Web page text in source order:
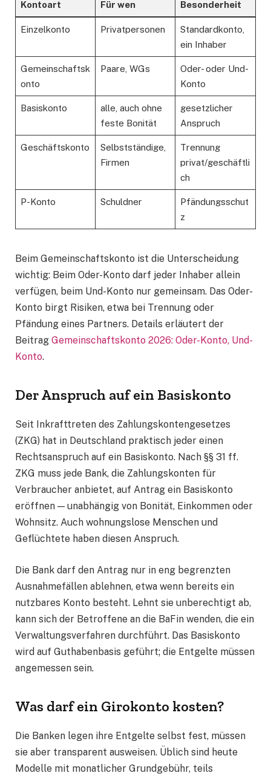
Kontoart Für wen Besonderheit
Einzelkonto Privatpersonen
Standardkonto,
ein Inhaber
Gemeinschaftsk
onto
Paare, WGs
Oder- oder Und-
Konto
Basiskonto
alle, auch ohne
feste Bonität
gesetzlicher
Anspruch
Geschäftskonto
Selbstständige,
Firmen
Trennung
privat/geschäftli
ch
P-Konto Schuldner
Pfändungsschut
z
Beim Gemeinschaftskonto ist die Unterscheidung
wichtig: Beim Oder-Konto darf jeder Inhaber allein
verfügen, beim Und-Konto nur gemeinsam. Das Oder-
Konto birgt Risiken, etwa bei Trennung oder
Pfändung eines Partners. Details erläutert der
Beitrag Gemeinschaftskonto 2026: Oder-Konto, Und-
Konto.
Der Anspruch auf ein Basiskonto
Seit Inkrafttreten des Zahlungskontengesetzes
(ZKG) hat in Deutschland praktisch jeder einen
Rechtsanspruch auf ein Basiskonto. Nach §§ 31 ff.
ZKG muss jede Bank, die Zahlungskonten für
Verbraucher anbietet, auf Antrag ein Basiskonto
eröffnen — unabhängig von Bonität, Einkommen oder
Wohnsitz. Auch wohnungslose Menschen und
Geflüchtete haben diesen Anspruch.
Die Bank darf den Antrag nur in eng begrenzten
Ausnahmefällen ablehnen, etwa wenn bereits ein
nutzbares Konto besteht. Lehnt sie unberechtigt ab,
kann sich der Betroffene an die BaFin wenden, die ein
Verwaltungsverfahren durchführt. Das Basiskonto
wird auf Guthabenbasis geführt; die Entgelte müssen
angemessen sein.
Was darf ein Girokonto kosten?
Die Banken legen ihre Entgelte selbst fest, müssen
sie aber transparent ausweisen. Üblich sind heute
Modelle mit monatlicher Grundgebühr, teils